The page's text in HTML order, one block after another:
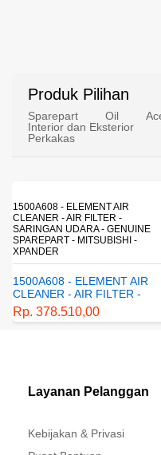
Produk Pilihan
Sparepart Oil
Interior dan Eksterior
Perkakas
1500A608 - ELEMENT AIR
CLEANER - AIR FILTER -
SARINGAN UDARA - GENUINE
SPAREPART - MITSUBISHI -
XPANDER
1500A608 - ELEMENT AIR
CLEANER - AIR FILTER -
SARINGAN UDARA -
GENUINE SPAREPART -
Rp. 378.510,00
Layanan Pelanggan
Kebijakan & Privasi